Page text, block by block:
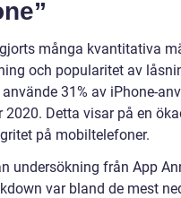
många kvantitativa
och popularitet av
31% av iPhone-
2020. Detta visar på en
på mobiltelefoner.
undersökning från App
var bland de mest